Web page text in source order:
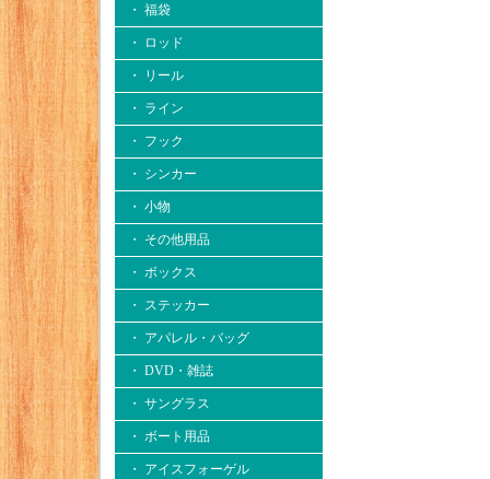
・ 福袋
・ ロッド
・ リール
・ ライン
・ フック
・ シンカー
・ 小物
・ その他用品
・ ボックス
・ ステッカー
・ アパレル・バッグ
・ DVD・雑誌
・ サングラス
・ ボート用品
・ アイスフォーゲル